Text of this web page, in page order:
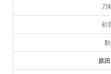
刀
初
原